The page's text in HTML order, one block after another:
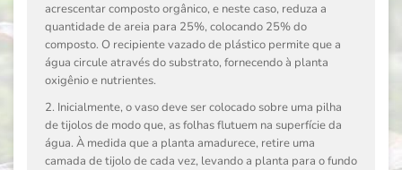
acrescentar composto orgânico, e neste caso, reduza a
quantidade de areia para 25%, colocando 25% do
composto. O recipiente vazado de plástico permite que a
água circule através do substrato, fornecendo à planta
oxigênio e nutrientes.
2. Inicialmente, o vaso deve ser colocado sobre uma pilha
de tijolos de modo que, as folhas flutuem na superfície da
água. À medida que a planta amadurece, retire uma
camada de tijolo de cada vez, levando a planta para o fundo